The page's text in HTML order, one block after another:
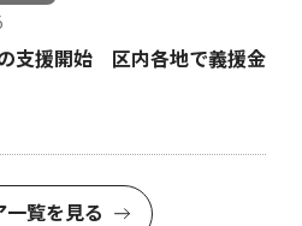
支援開始 区内各地で義援金
一覧を見る